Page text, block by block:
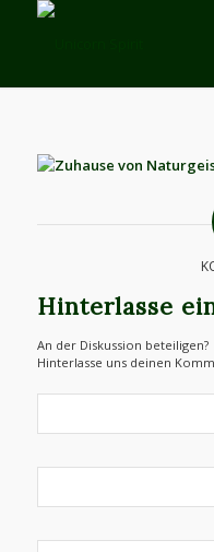
Hinterlasse
An der Diskussion beteiligen?
Hinterlasse uns deinen